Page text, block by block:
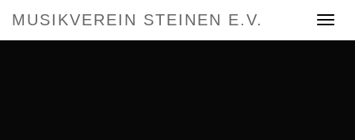
Toggle
MUSIKVEREIN STEINEN E.V.